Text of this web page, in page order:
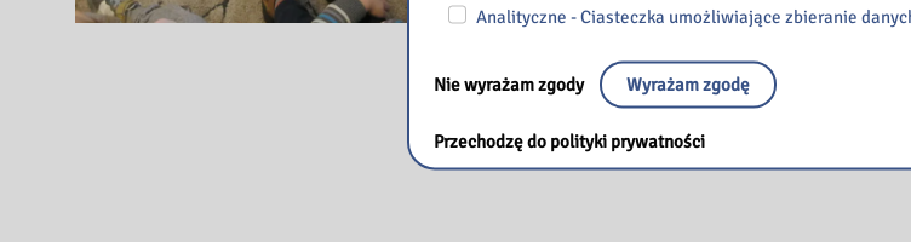
Analityczne - Ciasteczka umożliwiające zbieranie
Nie wyrażam zgody Wyrażam zgodę
Przechodzę do polityki prywatności